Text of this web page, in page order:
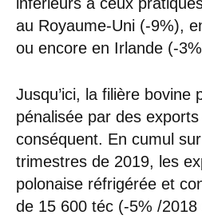
au Royaume-Uni (-9%),
ou encore en Irlande (-
Jusqu’ici, la filière bovine
pénalisée par des
conséquent. En cumul
trimestres de 2019, les
polonaise réfrigérée et
de 15 600 téc (-5% /